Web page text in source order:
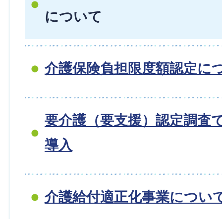
について
介護保険負担限度額認定に
要介護（要支援）認定調査
導入
介護給付適正化事業につい